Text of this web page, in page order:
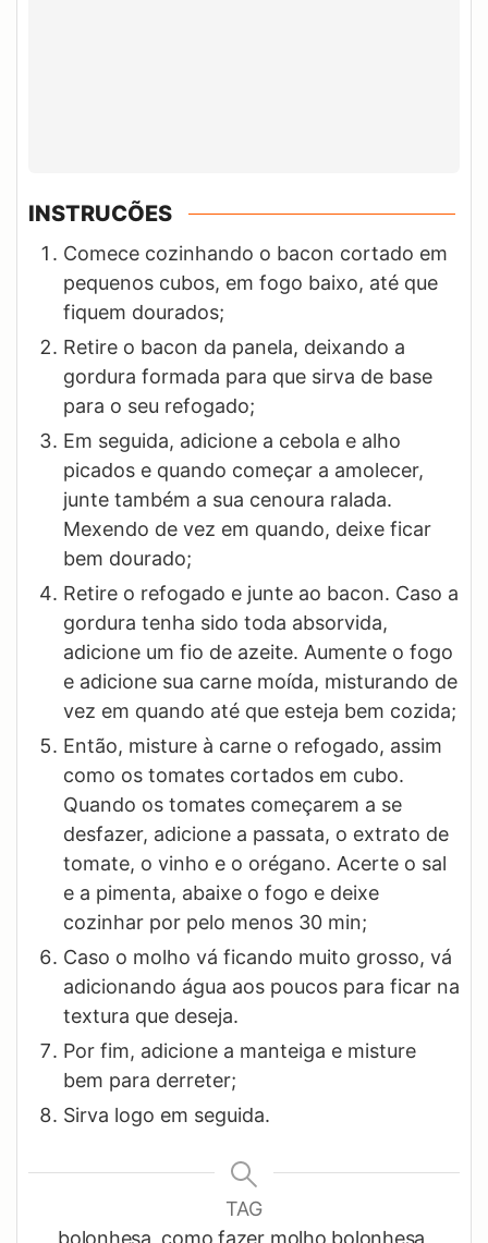
INSTRUCÕES
Comece cozinhando o bacon cortado em
pequenos cubos, em fogo baixo, até que
fiquem dourados;
Retire o bacon da panela, deixando a
gordura formada para que sirva de base
para o seu refogado;
Em seguida, adicione a cebola e alho
picados e quando começar a amolecer,
junte também a sua cenoura ralada.
Mexendo de vez em quando, deixe ficar
bem dourado;
Retire o refogado e junte ao bacon. Caso a
gordura tenha sido toda absorvida,
adicione um fio de azeite. Aumente o fogo
e adicione sua carne moída, misturando de
vez em quando até que esteja bem cozida;
Então, misture à carne o refogado, assim
como os tomates cortados em cubo.
Quando os tomates começarem a se
desfazer, adicione a passata, o extrato de
tomate, o vinho e o orégano. Acerte o sal
e a pimenta, abaixe o fogo e deixe
cozinhar por pelo menos 30 min;
Caso o molho vá ficando muito grosso, vá
adicionando água aos poucos para ficar na
textura que deseja.
Por fim, adicione a manteiga e misture
bem para derreter;
Sirva logo em seguida.
TAG